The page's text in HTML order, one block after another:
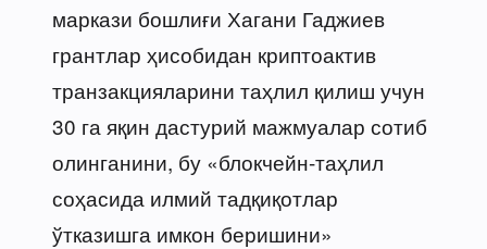
маркази бошлиғи Хагани Гаджиев
грантлар ҳисобидан криптоактив
транзакцияларини таҳлил қилиш учун
30 га яқин дастурий мажмуалар сотиб
олинганини, бу «блокчейн-таҳлил
соҳасида илмий тадқиқотлар
ўтказишга имкон беришини»